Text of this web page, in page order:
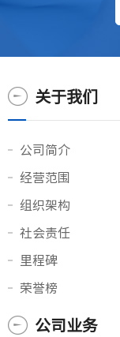
关于我们
公司简介
经营范围
组织架构
社会责任
里程碑
荣誉榜
公司业务